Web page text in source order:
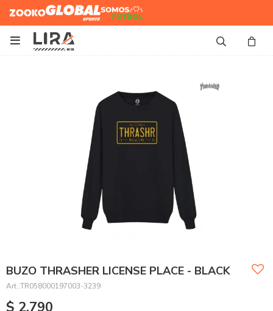
Zooko Global Sports
Somos
Futbol

BUZO THRASHER LICENSE PLACE - BLACK
TR058000197003-3239
$ 2.790